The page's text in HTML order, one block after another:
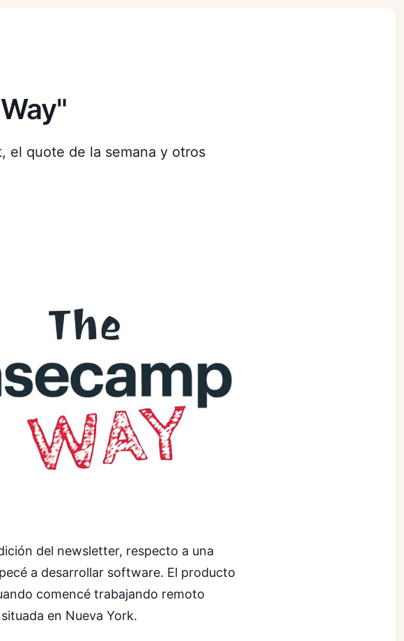
el quote de la semana y otros
del newsletter, respecto a una
a desarrollar software. El producto
comencé trabajando remoto
en Nueva York.